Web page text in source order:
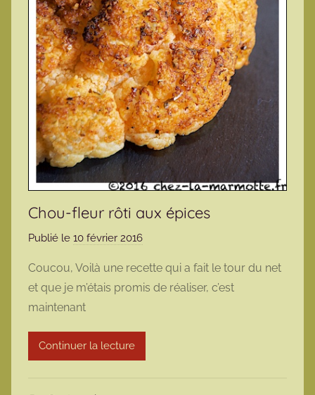
Chou-fleur rôti aux épices
Publié le 10 février 2016
r
m
r
Coucou, Voilà une recette qui a fait le tour du net
et que je m’étais promis de réaliser, c’est
maintenant
Continuer la lecture